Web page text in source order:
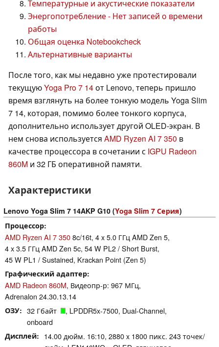
Температурные и акустические показатели
Энергопотребление - Нет записей о времени
работы
Общая оценка Notebookcheck
Альтернативные варианты
После того, как мы недавно уже протестировали
текущуюYoga Pro 7 14от Lenovo, теперь пришло
время взглянуть на более тонкую модель Yoga Slim
7 14, которая, помимо более тонкого корпуса,
дополнительно использует другой OLED-экран. В
нем снова используется AMD Ryzen AI 7 350 в
качестве процессора в сочетании с IGPU Radeon
860M и 32 ГБ оперативной памяти.
Характеристики
Lenovo Yoga Slim 7 14AKP G10 (Yoga Slim 7 Серия)
Процессор
AMD Ryzen AI 7 3508c/16t, 4 x 5.0 ГГц AMD Zen 5,
4 x 3.5 ГГц AMD Zen 5c, 54 W PL2 / Short Burst,
45 W PL1 / Sustained, Krackan Point (Zen 5)
Графический адаптер
AMD Radeon 860M, Видеопр-р: 967 МГц,
Adrenalon 24.30.13.14
ОЗУ 32 Гбайт
, LPDDR5x-7500, Dual-Channel,
onboard
Дисплей
14.00 дюйм. 16:10, 2880 x 1800 пикс. 243 точек/